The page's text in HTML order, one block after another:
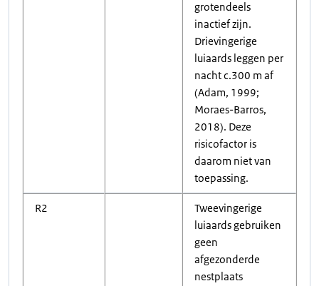
grotendeels
inactief zijn.
Drievingerige
luiaards leggen per
nacht c.300 m af
(Adam, 1999;
Moraes-Barros,
2018). Deze
risicofactor is
daarom niet van
toepassing.
R2
Tweevingerige
luiaards gebruiken
geen
afgezonderde
nestplaats